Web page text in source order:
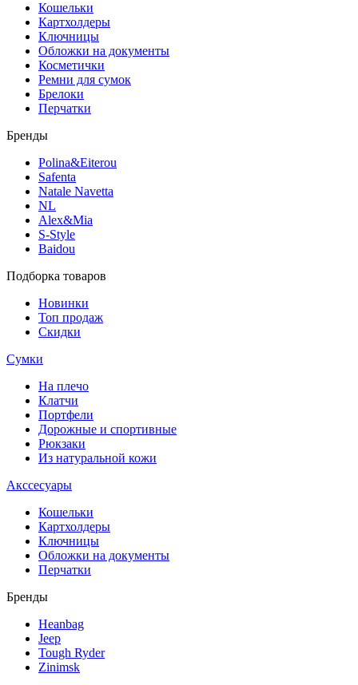
Кошельки
Картхолдеры
Ключницы
Обложки на документы
Косметички
Ремни для сумок
Брелоки
Перчатки
Бренды
Polina&Eiterou
Safenta
Natale Navetta
NL
Alex&Mia
S-Style
Baidou
Подборка товаров
Новинки
Топ продаж
Скидки
Сумки
На плечо
Клатчи
Портфели
Дорожные и спортивные
Рюкзаки
Из натуральной кожи
Акссесуары
Кошельки
Картхолдеры
Ключницы
Обложки на документы
Перчатки
Бренды
Heanbag
Jeep
Tough Ryder
Zinimsk